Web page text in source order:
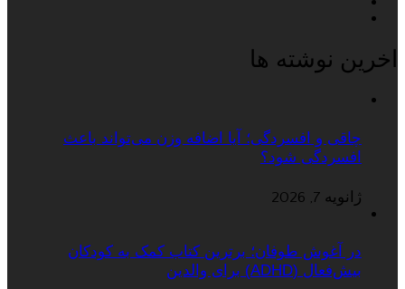
اخرین نوشته ها
چاقی و افسردگی؛ آیا اضافه وزن می‌تواند باعث
افسردگی شود؟
ژانویه 7, 2026
در آغوش طوفان؛ برترین کتاب کمک به کودکان
بیش‌فعال (ADHD) برای والدین